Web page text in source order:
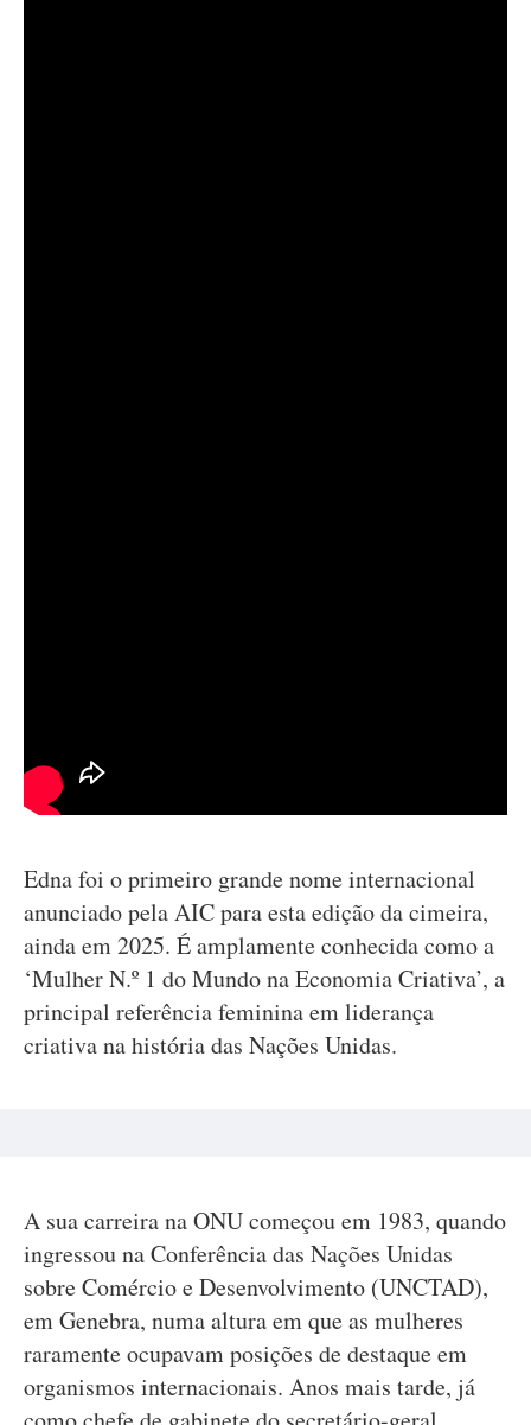
Edna foi o primeiro grande nome internacional
anunciado pela AIC para esta edição da cimeira,
ainda em 2025. É amplamente conhecida como a
‘Mulher N.º 1 do Mundo na Economia Criativa’, a
principal referência feminina em liderança
criativa na história das Nações Unidas.
A sua carreira na ONU começou em 1983, quando
ingressou na Conferência das Nações Unidas
sobre Comércio e Desenvolvimento (UNCTAD),
em Genebra, numa altura em que as mulheres
raramente ocupavam posições de destaque em
organismos internacionais. Anos mais tarde, já